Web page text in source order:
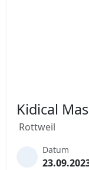
Kidical
Rottweil
Datum